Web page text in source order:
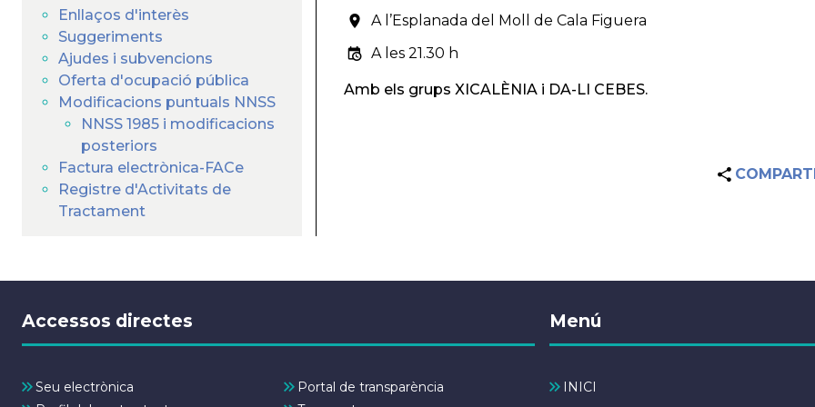
Enllaços d'interès
Suggeriments
Ajudes i subvencions
Oferta d'ocupació pública
Modificacions puntuals NNSS
NNSS 1985 i modificacions
posteriors
Factura electrònica-FACe
Registre d'Activitats de
Tractament
A l’Esplanada del Moll de Cala Figuera
A les 21.30 h
Amb els grups XICALÈNIA i DA-LI CEBES.
Accessos directes
Seu electrònica
Portal de transparència
Menú
INICI